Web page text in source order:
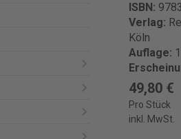
Archiv ZVertriebsR – Zeitschrift für
Vertriebsrecht,
Rechtsprechung
Normen Normen zum Vertriebsrecht
für die EU:
ISBN:
Verlag:
Köln
Auflage:
49,80 €
Pro Stück
inkl. MwSt.